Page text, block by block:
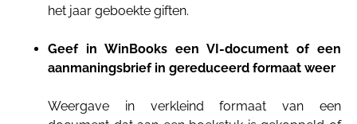
het jaar geboekte giften.
Geef in WinBooks een VI-document of een
aanmaningsbrief in gereduceerd formaat weer
Weergave in verkleind formaat van een